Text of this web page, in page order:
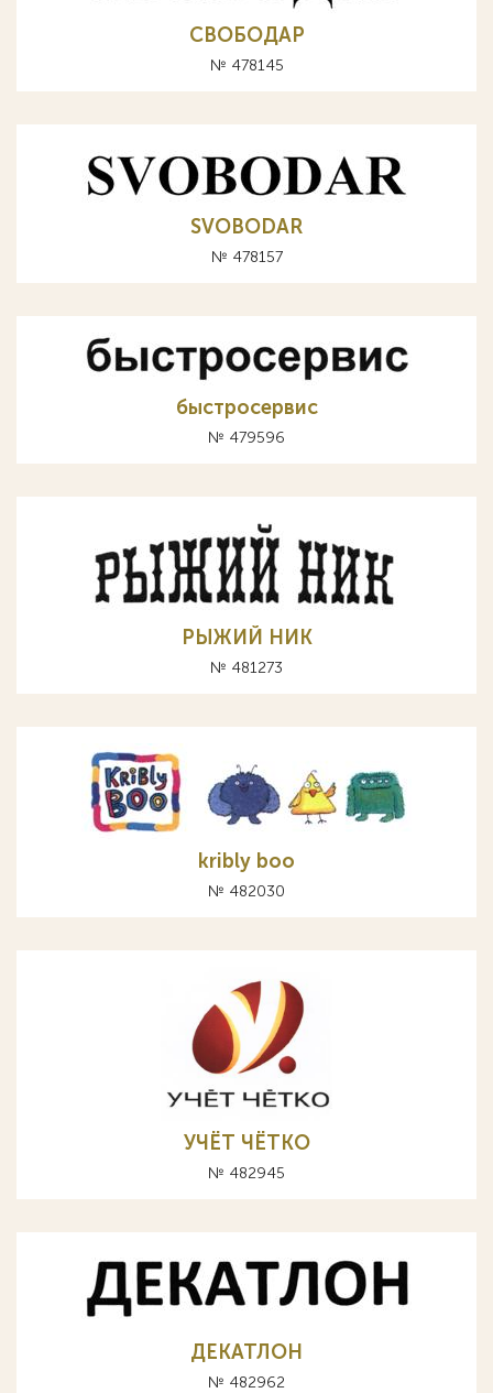
СВОБОДАР
№ 478145
SVOBODAR
№ 478157
быстросервис
№ 479596
РЫЖИЙ НИК
№ 481273
kribly boo
№ 482030
УЧЁТ ЧЁТКО
№ 482945
ДЕКАТЛОН
№ 482962